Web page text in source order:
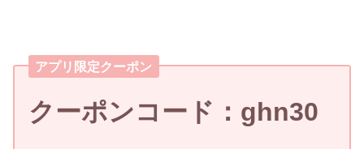
アプリ限定クーポン
クーポンコード：ghn30